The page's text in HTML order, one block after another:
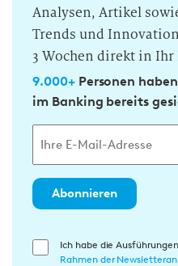
Analysen, Artikel
Trends und
3 Wochen direkt in Ihr
9.000+Personen
im Banking bereits
Abonnieren
E
Ich habe die
Rahmen der